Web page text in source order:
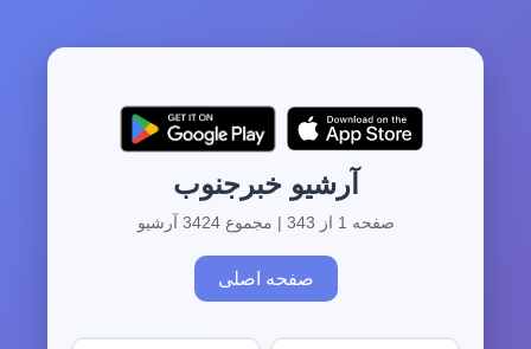
آرشیو خبرجنوب
صفحه 1 از 343 | مجموع 3424 آرشیو
صفحه اصلی